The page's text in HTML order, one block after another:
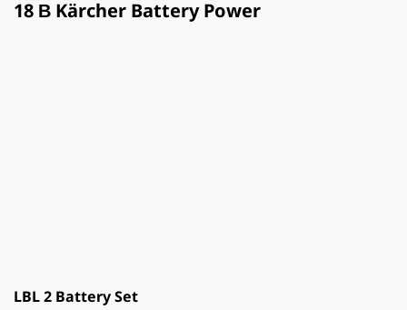
18 В Kärcher Battery Power
LBL 2 Battery Set